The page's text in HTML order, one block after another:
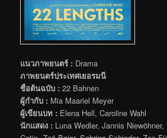
แนวภาพยนตร์ : Drama
ภาพยนตร์ประเทศเยอรมนี
ชื่อต้นฉบับ : 22 Bahnen
ผู้กำกับ : Mia Maariel Meyer
ผู้เขียนบท : Elena Hell, Caroline Wahl
นักแสดง : Luna Wedler, Jannis